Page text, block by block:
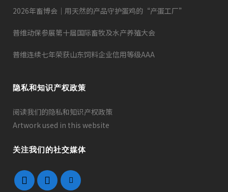
2026年畜博会｜用天然的产品守护蛋鸡的“产蛋工厂”
普维动保参展第十届国际畜牧及水产养殖大会
普维连续七年荣获山东饲料企业信用等级AAA
隐私和知识产权政策
阅读我们的隐私和知识产权政策
Artwork used in this website
关注我们的社交媒体